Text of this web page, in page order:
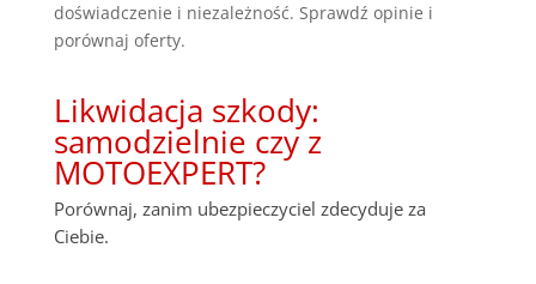
doświadczenie i niezależność. Sprawdź opinie i
porównaj oferty.
Likwidacja szkody:
samodzielnie czy z
MOTOEXPERT?
Porównaj, zanim ubezpieczyciel zdecyduje za
Ciebie.